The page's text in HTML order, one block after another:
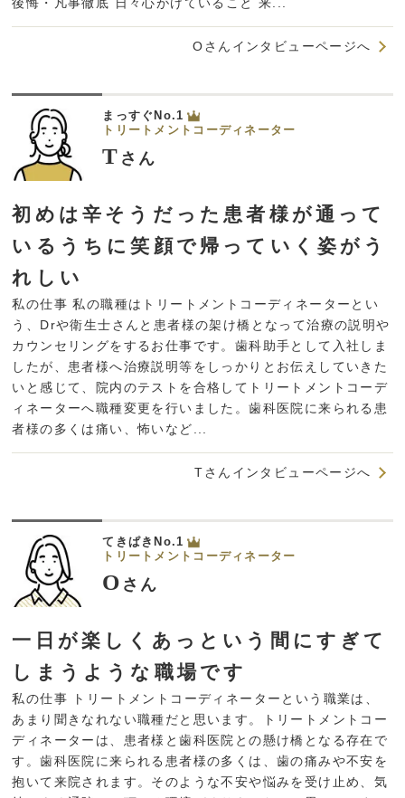
Oさんインタビューページへ
まっすぐNo.1
トリートメントコーディネーター
T さん
初めは辛そうだった患者様が通って
いるうちに笑顔で帰っていく姿がう
れしい
私の仕事 私の職種はトリートメントコーディネーターとい
う、Drや衛生士さんと患者様の架け橋となって治療の説明や
カウンセリングをするお仕事です。歯科助手として入社しま
したが、患者様へ治療説明等をしっかりとお伝えしていきた
いと感じて、院内のテストを合格してトリートメントコーデ
ィネーターへ職種変更を行いました。歯科医院に来られる患
者様の多くは痛い、怖いなど...
Tさんインタビューページへ
てきぱきNo.1
トリートメントコーディネーター
O さん
一日が楽しくあっという間にすぎて
しまうような職場です
私の仕事 トリートメントコーディネーターという職業は、
あまり聞きなれない職種だと思います。トリートメントコー
ディネーターは、患者様と歯科医院との懸け橋となる存在で
す。歯科医院に来られる患者様の多くは、歯の痛みや不安を
抱いて来院されます。そのような不安や悩みを受け止め、気